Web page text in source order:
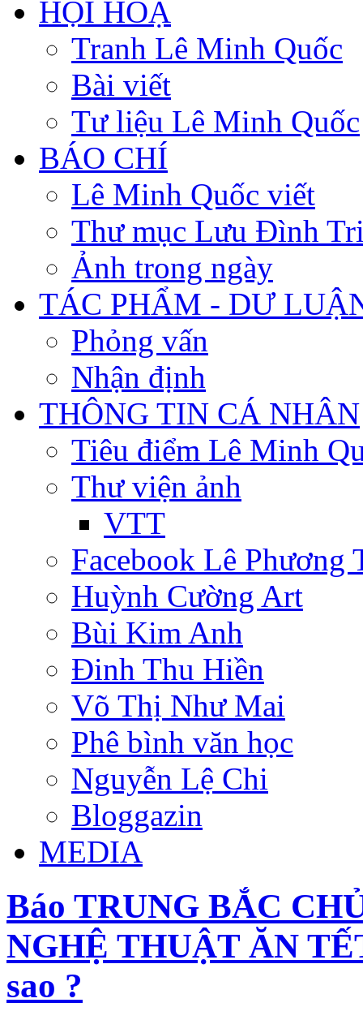
HỘI HOẠ
Tranh Lê Minh Quốc
Bài viết
Tư liệu Lê Minh Quốc
BÁO CHÍ
Lê Minh Quốc viết
Thư mục Lưu Đình
Ảnh trong ngày
TÁC PHẨM - DƯ
Phỏng vấn
Nhận định
THÔNG TIN CÁ NHÂN
Tiêu điểm Lê Minh
Thư viện ảnh
VTT
Facebook Lê Phương
Huỳnh Cường Art
Bùi Kim Anh
Đinh Thu Hiền
Võ Thị Như Mai
Phê bình văn học
Nguyễn Lệ Chi
Bloggazin
MEDIA
Báo TRUNG BẮC
NGHỆ THUẬT ĂN
sao ?